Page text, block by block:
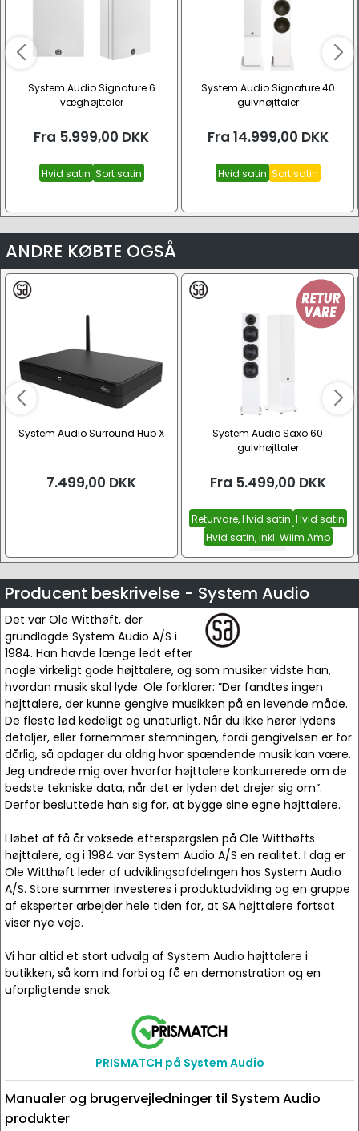
System Audio Signature 6
væghøjttaler
Fra 5.999,00 DKK
Hvid satin Sort satin
System Audio Signature 40
gulvhøjttaler
Fra 14.999,00 DKK
Hvid satin Sort satin
ANDRE KØBTE OGSÅ
System Audio Surround Hub X
7.499,00 DKK
System Audio Saxo 60
gulvhøjttaler
Fra 5.499,00 DKK
Returvare, Hvid satin Hvid satin
Hvid satin, inkl. Wiim Amp
Se alle
Producent beskrivelse - System Audio
Det var Ole Witthøft, der
grundlagde System Audio A/S i
1984. Han havde længe ledt efter
nogle virkeligt gode højttalere, og som musiker vidste han,
hvordan musik skal lyde. Ole forklarer: ”Der fandtes ingen
højttalere, der kunne gengive musikken på en levende måde.
De fleste lød kedeligt og unaturligt. Når du ikke hører lydens
detaljer, eller fornemmer stemningen, fordi gengivelsen er for
dårlig, så opdager du aldrig hvor spændende musik kan være.
Jeg undrede mig over hvorfor højttalere konkurrerede om de
bedste tekniske data, når det er lyden det drejer sig om”.
Derfor besluttede han sig for, at bygge sine egne højttalere.
I løbet af få år voksede efterspørgslen på Ole Witthøfts
højttalere, og i 1984 var System Audio A/S en realitet. I dag er
Ole Witthøft leder af udviklingsafdelingen hos System Audio
A/S. Store summer investeres i produktudvikling og en gruppe
af eksperter arbejder hele tiden for, at SA højttalere fortsat
viser nye veje.
Vi har altid et stort udvalg af System Audio højttalere i
butikken, så kom ind forbi og få en demonstration og en
uforpligtende snak.
PRISMATCH på System Audio
Manualer og brugervejledninger til System Audio
produkter